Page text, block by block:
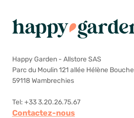
Happy Garden - Allstore SAS
Parc du Moulin 121 allée Hélène
59118 Wambrechies
Tel: +33 3.20.26.75.67
Contactez-nous